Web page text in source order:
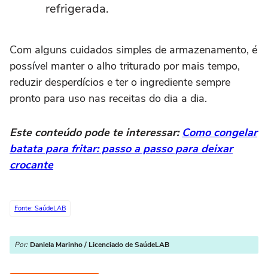
refrigerada.
Com alguns cuidados simples de armazenamento, é
possível manter o alho triturado por mais tempo,
reduzir desperdícios e ter o ingrediente sempre
pronto para uso nas receitas do dia a dia.
Este conteúdo pode te interessar: Como congelar
batata para fritar: passo a passo para deixar
crocante
Fonte: SaúdeLAB
Por: Daniela Marinho / Licenciado de SaúdeLAB